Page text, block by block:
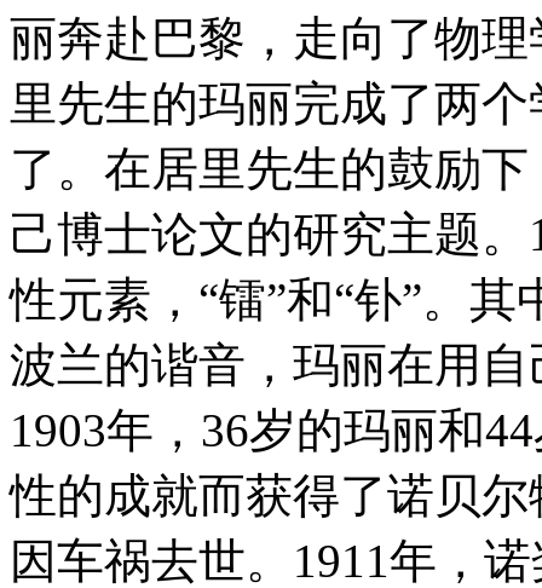
丽奔赴巴黎，走向了物
里先生的玛丽完成了两
了。在居里先生的鼓励
己博士论文的研究主题
性元素，“镭”和“钋”。其
波兰的谐音，玛丽在用
1903年，36岁的玛丽和
性的成就而获得了诺贝
因车祸去世。1911年，